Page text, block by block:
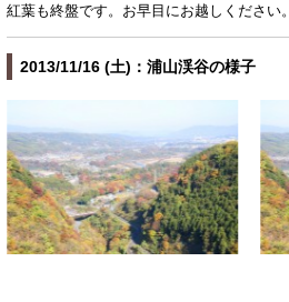
紅葉も終盤です。お早目にお越しください。
2013/11/16 (土)：浦山渓谷の様子